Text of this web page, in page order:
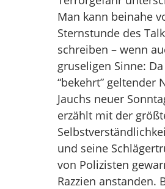
Man kann beinahe
Sternstunde des
schreiben – wenn
gruseligen Sinne:
“bekehrt” geltender
Jauchs neuer
erzählt mit der
und seine
von Polizisten
Razzien anstanden.